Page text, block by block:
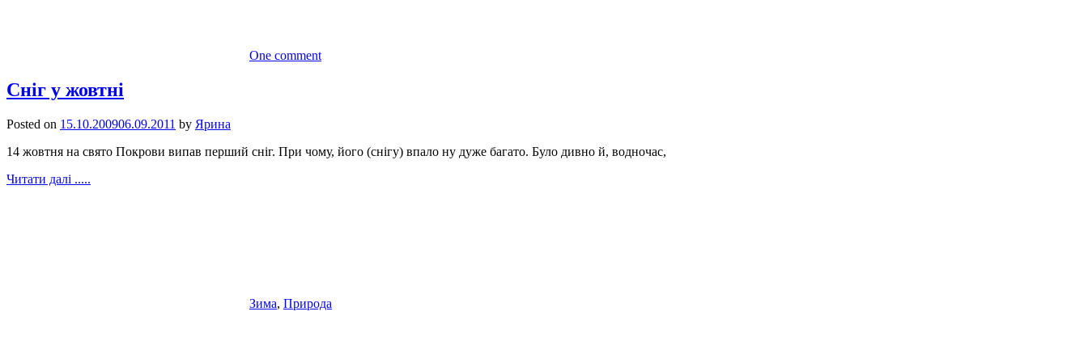
One comment
Сніг у жовтні
Posted on 15.10.200906.09.2011 by Ярина
14 жовтня на свято Покрови випав перший сніг. При чому, його (снігу) впало ну дуже багато. Було дивно й, водночас,
Читати далі .....
Зима, Природа